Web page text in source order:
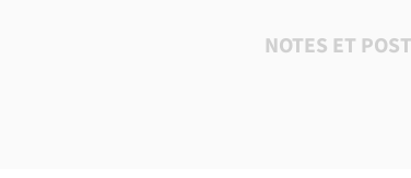
NOTES ET